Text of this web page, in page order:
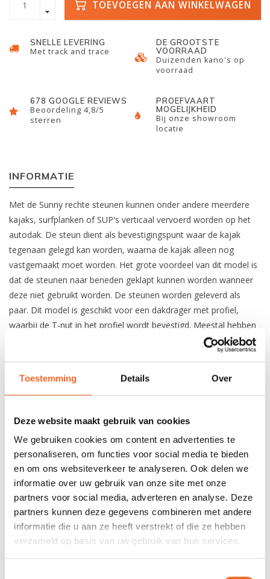
Toestemming Details Over
Deze website maakt gebruik van cookies
We gebruiken cookies om content en advertenties te
personaliseren, om functies voor social media te bieden
en om ons websiteverkeer te analyseren. Ook delen we
informatie over uw gebruik van onze site met onze
partners voor social media, adverteren en analyse. Deze
partners kunnen deze gegevens combineren met andere
informatie die u aan ze heeft verstrekt of die ze hebben
verzameld op basis van uw gebruik van hun services.
TOEVOEGEN AAN WINKELWAGEN
SNELLE LEVERING
Met track and trace
DE GROOTSTE
VOORRAAD
Duizenden kano's op
voorraad
678 GOOGLE REVIEWS
Beoordeling 4,8/5
sterren
PROEFVAART
MOGELIJKHEID
Bij onze showroom
locatie
INFORMATIE
Met de Sunny rechte steunen kunnen onder andere meerdere
kajaks, surfplanken of SUP's verticaal vervoerd worden op het
autodak. De steun dient als bevestigingspunt waar de kajak
tegenaan gelegd kan worden, waarna de kajak alleen nog
vastgemaakt moet worden. Het grote voordeel van dit model is
dat de steunen naar beneden geklapt kunnen worden wanneer
deze niet gebruikt worden. De steunen worden geleverd als
paar. Dit model is geschikt voor een dakdrager met profiel,
waarbij de T-nut in het profiel wordt bevestigd. Meestal hebben
de zogeheten airobar en wingbar dakdrager vormen een profiel
REVIEWS
Nog niet gewaardeerd
0 sterren op basis van 0 beoordelingen
JE BEOORDELING TOEVOEGEN
GERELATEERDE PRODUCTEN